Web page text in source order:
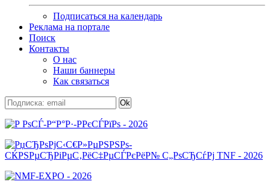
Подписаться на календарь
Реклама на портале
Поиск
Контакты
О нас
Наши баннеры
Как связаться